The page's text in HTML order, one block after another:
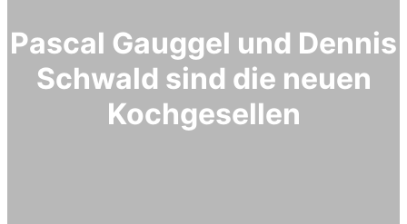
Pascal Gauggel und Dennis
Schwald sind die neuen
Kochgesellen